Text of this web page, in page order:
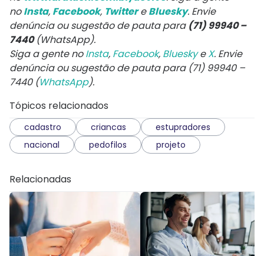
noInsta, Facebook, TwittereBluesky. Envie
denúncia ou sugestão de pauta para (71) 99940 –
7440(WhatsApp).
Siga a gente noInsta, Facebook, BlueskyeX. Envie
denúncia ou sugestão de pauta para (71) 99940 –
7440 (WhatsApp).
Tópicos relacionados
cadastro criancas
estupradores
nacional
pedofilos projeto
Relacionadas